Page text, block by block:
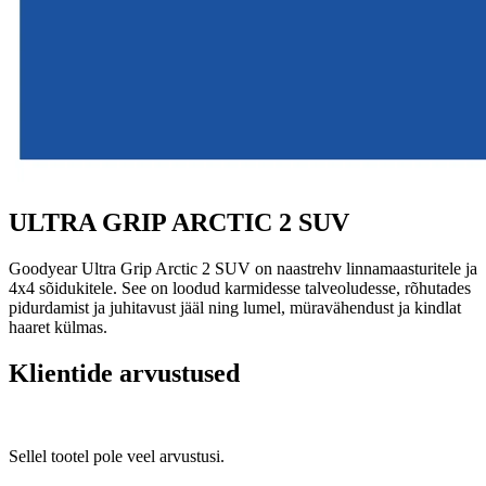
ULTRA GRIP ARCTIC 2 SUV
Goodyear Ultra Grip Arctic 2 SUV on naastrehv linnamaasturitele ja
4x4 sõidukitele. See on loodud karmidesse talveoludesse, rõhutades
pidurdamist ja juhitavust jääl ning lumel, müravähendust ja kindlat
haaret külmas.
Klientide arvustused
Sellel tootel pole veel arvustusi.